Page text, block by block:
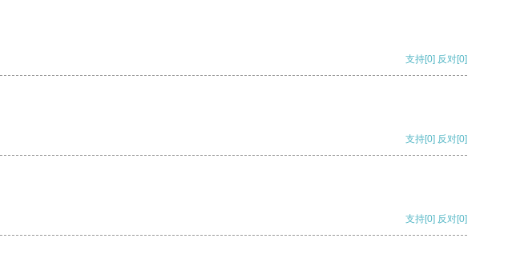
支持[0] 反对[0]
支持[0] 反对[0]
支持[0] 反对[0]